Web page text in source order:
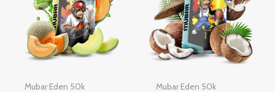
Mubar Eden 50k Mubar Eden 50k